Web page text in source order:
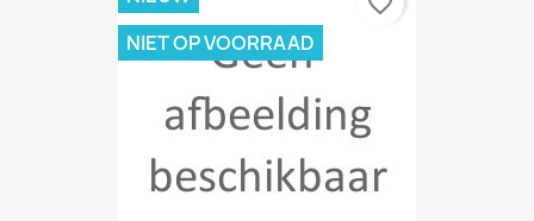
NIET OP VOORRAAD